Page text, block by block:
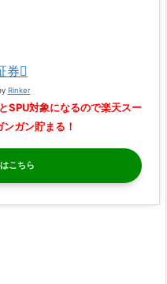
券
Rinker
SPU対象になるので楽天スー
ガン貯まる！